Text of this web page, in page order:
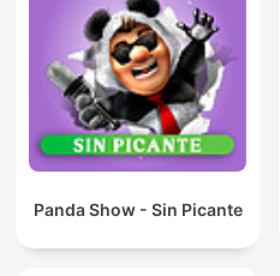
Panda Show - Sin Picante